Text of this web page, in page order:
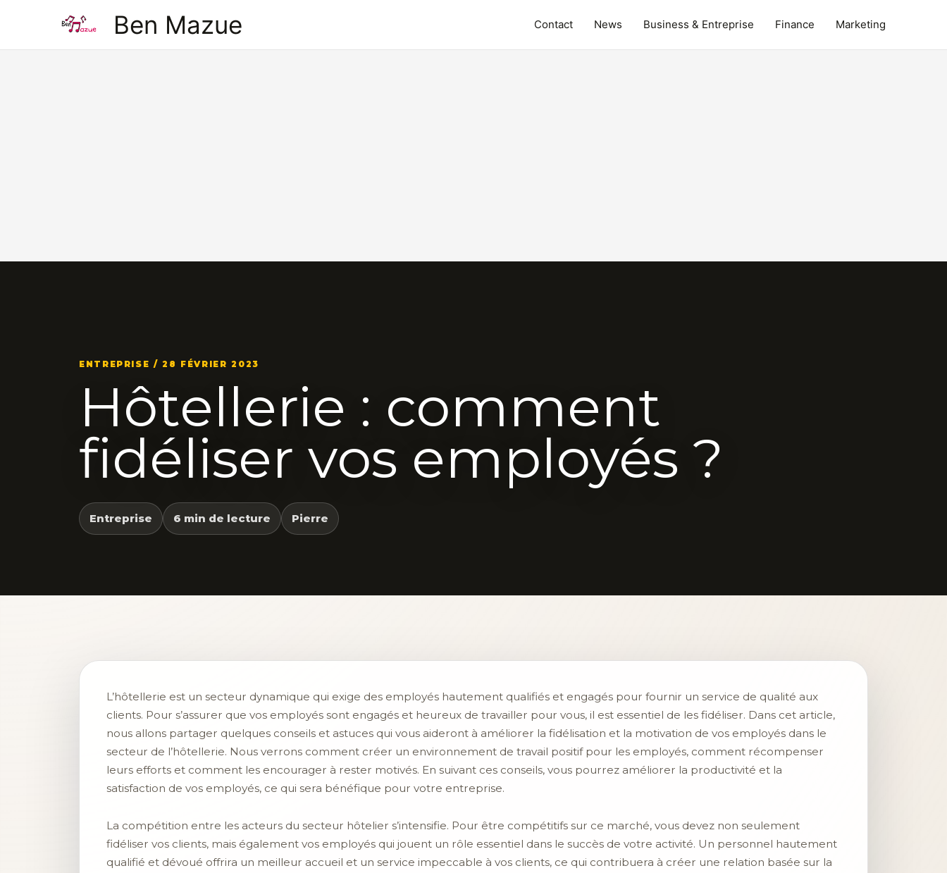
Ben Mazue Contact News Business & Entreprise Finance Marketing
ENTREPRISE / 28 FÉVRIER 2023
Hôtellerie : comment
fidéliser vos employés ?
Entreprise 6 min de lecture Pierre
L’hôtellerie est un secteur dynamique qui exige des employés hautement qualifiés et engagés pour fournir un service de qualité aux
clients. Pour s’assurer que vos employés sont engagés et heureux de travailler pour vous, il est essentiel de les fidéliser. Dans cet article,
nous allons partager quelques conseils et astuces qui vous aideront à améliorer la fidélisation et la motivation de vos employés dans le
secteur de l’hôtellerie. Nous verrons comment créer un environnement de travail positif pour les employés, comment récompenser
leurs efforts et comment les encourager à rester motivés. En suivant ces conseils, vous pourrez améliorer la productivité et la
satisfaction de vos employés, ce qui sera bénéfique pour votre entreprise.
La compétition entre les acteurs du secteur hôtelier s’intensifie. Pour être compétitifs sur ce marché, vous devez non seulement
fidéliser vos clients, mais également vos employés qui jouent un rôle essentiel dans le succès de votre activité. Un personnel hautement
qualifié et dévoué offrira un meilleur accueil et un service impeccable à vos clients, ce qui contribuera à créer une relation basée sur la